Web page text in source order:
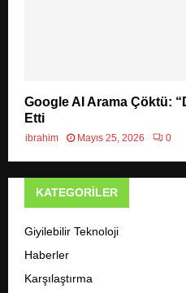
Google AI Arama Çöktü:
Etti
ibrahim Mayıs 25, 2026 0
KATEGORILER
Giyilebilir Teknoloji
Haberler
Karşılaştırma